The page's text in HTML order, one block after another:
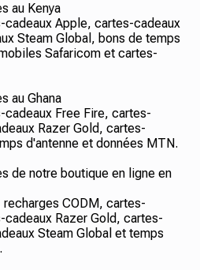
au Kenya
cadeaux Apple, cartes-cadeaux
Steam Global, bons de temps
Safaricom et cartes-
au Ghana
cadeaux Free Fire, cartes-
Razer Gold, cartes-
d'antenne et données MTN.
de notre boutique en ligne en
CODM, cartes-
Razer Gold, cartes-
Steam Global et temps